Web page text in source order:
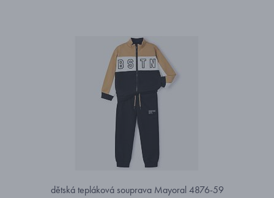
dětská tepláková souprava Mayoral 4876-59